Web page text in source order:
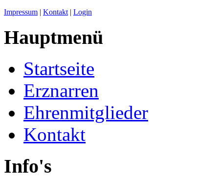
Impressum | Kontakt | Login
Hauptmenü
Startseite
Erznarren
Ehrenmitglieder
Kontakt
Info's